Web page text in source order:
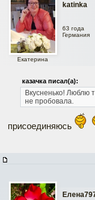
katinka
Екатерина
63 года
Германия
казачка писал(а):
Вкусненько! Люблю
не пробовала.
присоединяюсь